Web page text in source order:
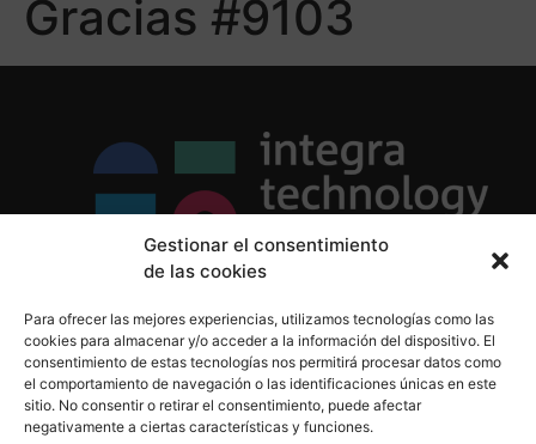
Gestionar el consentimiento
de las cookies
Para ofrecer las mejores experiencias, utilizamos tecnologías como las
cookies para almacenar y/o acceder a la información del dispositivo. El
consentimiento de estas tecnologías nos permitirá procesar datos como
el comportamiento de navegación o las identificaciones únicas en este
sitio. No consentir o retirar el consentimiento, puede afectar
negativamente a ciertas características y funciones.
Gracias #9103
Política de Cookies
Aviso Legal